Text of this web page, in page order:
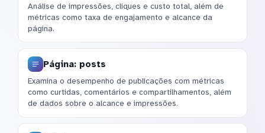
Análise de impressões, cliques e custo total, além de
métricas como taxa de engajamento e alcance da
página.
Página: posts
Examina o desempenho de publicações com métricas
como curtidas, comentários e compartilhamentos, além
de dados sobre o alcance e impressões.